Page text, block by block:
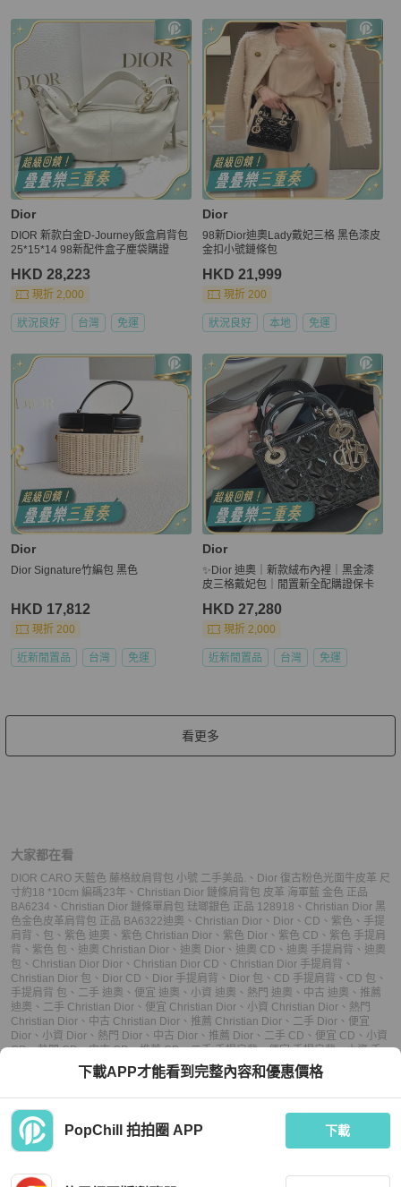
Dior
DIOR 新款白金D-Journey飯盒肩背包
25*15*14 98新配件盒子塵袋購證
HKD 28,223
現折 2,000
狀況良好 台灣 免運
Dior
98新Dior迪奧Lady戴妃三格 黑色漆皮
金扣小號鏈條包
HKD 21,999
現折 200
狀況良好 本地 免運
Dior
Dior Signature竹編包 黑色
HKD 17,812
現折 200
近新閒置品 台灣 免運
Dior
✨Dior 迪奧｜新款絨布內裡｜黑金漆
皮三格戴妃包｜閒置新全配購證保卡
HKD 27,280
現折 2,000
近新閒置品 台灣 免運
看更多
大家都在看
DIOR CARO 天藍色 藤格紋肩背包 小號 二手美品. 、 Dior 復古粉色光面牛皮革 尺
寸約18 *10cm 編碼23年 、 Christian Dior 鏈條肩背包 皮革 海軍藍 金色 正品
BA6234 、 Christian Dior 鏈條單肩包 琺瑯銀色 正品 128918 、 Christian Dior 黑
色金色皮革肩背包 正品 BA6322迪奧 、 Christian Dior 、 Dior 、 CD 、 紫色 、 手提
肩背 、 包 、 紫色 迪奧 、 紫色 Christian Dior 、 紫色 Dior 、 紫色 CD 、 紫色 手提肩
背 、 紫色 包 、 迪奧 Christian Dior 、 迪奧 Dior 、 迪奧 CD 、 迪奧 手提肩背 、 迪奧
包 、 Christian Dior Dior 、 Christian Dior CD 、 Christian Dior 手提肩背 、
Christian Dior 包 、 Dior CD 、 Dior 手提肩背 、 Dior 包 、 CD 手提肩背 、 CD 包 、
手提肩背 包 、 二手 迪奧 、 便宜 迪奧 、 小資 迪奧 、 熱門 迪奧 、 中古 迪奧 、 推薦
迪奧 、 二手 Christian Dior 、 便宜 Christian Dior 、 小資 Christian Dior 、 熱門
Christian Dior 、 中古 Christian Dior 、 推薦 Christian Dior 、 二手 Dior 、 便宜
Dior 、 小資 Dior 、 熱門 Dior 、 中古 Dior 、 推薦 Dior 、 二手 CD 、 便宜 CD 、 小資
CD、熱門 CD、中古 CD、推薦 CD、二手 手提肩背、便宜 手提肩背、小資 手
熱門 手提肩背、中古 手提肩背、推薦 手提肩背、二手 包
、 中古 包 、 推薦 包
下載APP才能看到完整內容和優惠價格
PopChill 拍拍圈 APP 下載